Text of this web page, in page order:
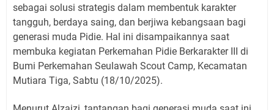
sebagai solusi strategis dalam membentuk karakter
tangguh, berdaya saing, dan berjiwa kebangsaan bagi
generasi muda Pidie. Hal ini disampaikannya saat
membuka kegiatan Perkemahan Pidie Berkarakter III di
Bumi Perkemahan Seulawah Scout Camp, Kecamatan
Mutiara Tiga, Sabtu (18/10/2025).